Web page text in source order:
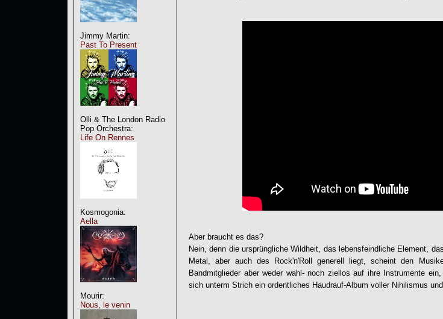
Jimmy Martin:
Past To Present
Olli & The London Radio
Pop Orchestra:
Life On Rennes
Kosmogonia:
Aella
Mourir:
Nous, le venin
Aber braucht es das?
Nein, denn die ursprüngliche Wildheit, das lebensfeindliche Element,
Metal, aber auch des Rock'n'Roll generell liegt, scheint den
Bandmitglieder aber weder wahl- noch ziellos auf ihre Instrumente
sich unterm Strich ein ordentliches Haudrauf-Album voller Nihilismus